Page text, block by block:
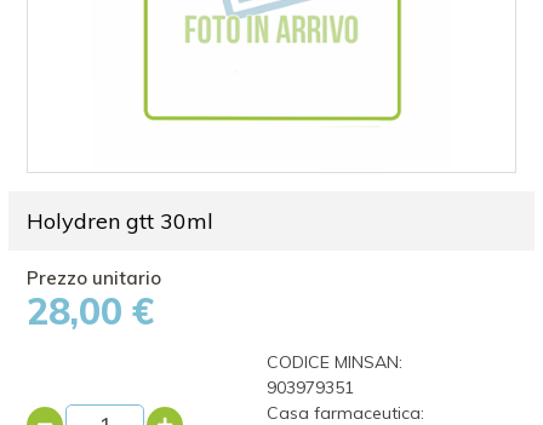
Holydren gtt 30ml
28,00 €
CODICE MINSAN:
903979351
Casa farmaceutica: